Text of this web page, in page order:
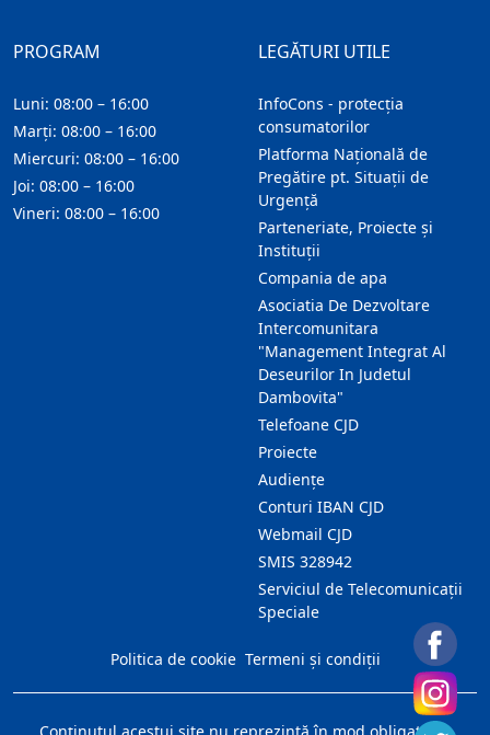
LEGĂTURI UTILE
InfoCons - protecția
consumatorilor
Platforma Națională de
Pregătire pt. Situații de
Urgență
Parteneriate, Proiecte și
Instituții
Compania de apa
Asociatia De Dezvoltare
Intercomunitara
"Management Integrat Al
Deseurilor In Judetul
Dambovita"
Telefoane CJD
Proiecte
Audienţe
Conturi IBAN CJD
Webmail CJD
SMIS 328942
Serviciul de Telecomunicații
Speciale
PROGRAM
Luni: 08:00 – 16:00
Marți: 08:00 – 16:00
Miercuri: 08:00 – 16:00
Joi: 08:00 – 16:00
Vineri: 08:00 – 16:00
Politica de cookie Termeni și condiții